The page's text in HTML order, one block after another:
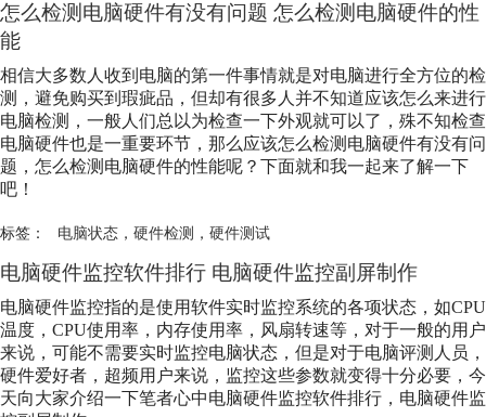
怎么检测电脑硬件有没有问题 怎么检测电脑硬件的性
能
相信大多数人收到电脑的第一件事情就是对电脑进行全方位的检
测，避免购买到瑕疵品，但却有很多人并不知道应该怎么来进行
电脑检测，一般人们总以为检查一下外观就可以了，殊不知检查
电脑硬件也是一重要环节，那么应该怎么检测电脑硬件有没有问
题，怎么检测电脑硬件的性能呢？下面就和我一起来了解一下
吧！
标签： 电脑状态， 硬件检测 ， 硬件测试
电脑硬件监控软件排行 电脑硬件监控副屏制作
电脑硬件监控指的是使用软件实时监控系统的各项状态，如CPU
温度，CPU使用率，内存使用率，风扇转速等，对于一般的用户
来说，可能不需要实时监控电脑状态，但是对于电脑评测人员，
硬件爱好者，超频用户来说，监控这些参数就变得十分必要，今
天向大家介绍一下笔者心中电脑硬件监控软件排行，电脑硬件监